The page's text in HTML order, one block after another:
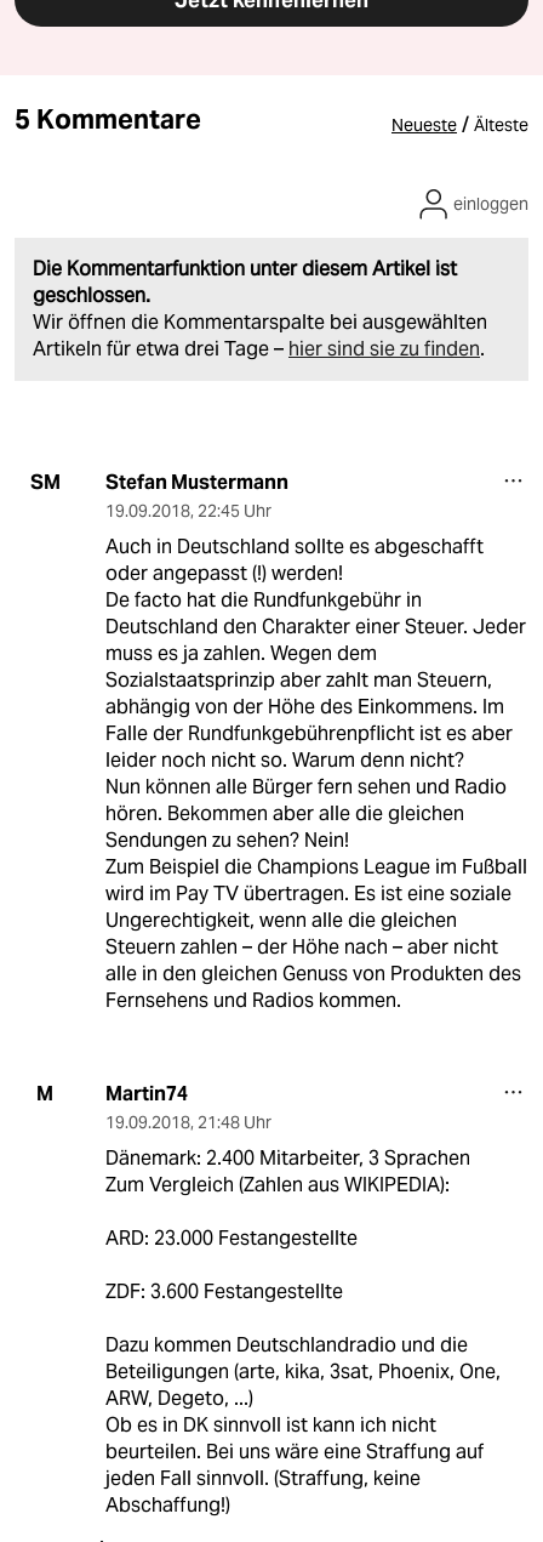
5 Kommentare Neueste / Älteste
Die Kommentarfunktion unter diesem Artikel ist
geschlossen.
Wir öffnen die Kommentarspalte bei ausgewählten
Artikeln für etwa drei Tage – hier sind sie zu finden.
einloggen
SM Stefan Mustermann
19.09.2018, 22:45 Uhr
Auch in Deutschland sollte es abgeschafft
oder angepasst (!) werden!
De facto hat die Rundfunkgebühr in
Deutschland den Charakter einer Steuer. Jeder
muss es ja zahlen. Wegen dem
Sozialstaatsprinzip aber zahlt man Steuern,
abhängig von der Höhe des Einkommens. Im
Falle der Rundfunkgebührenpflicht ist es aber
leider noch nicht so. Warum denn nicht?
Nun können alle Bürger fern sehen und Radio
hören. Bekommen aber alle die gleichen
Sendungen zu sehen? Nein!
Zum Beispiel die Champions League im Fußball
wird im Pay TV übertragen. Es ist eine soziale
Ungerechtigkeit, wenn alle die gleichen
Steuern zahlen – der Höhe nach – aber nicht
alle in den gleichen Genuss von Produkten des
Fernsehens und Radios kommen.
M Martin74
19.09.2018, 21:48 Uhr
Dänemark: 2.400 Mitarbeiter, 3 Sprachen
Zum Vergleich (Zahlen aus WIKIPEDIA):
ARD: 23.000 Festangestellte
ZDF: 3.600 Festangestellte
Dazu kommen Deutschlandradio und die
Beteiligungen (arte, kika, 3sat, Phoenix, One,
ARW, Degeto, ...)
Ob es in DK sinnvoll ist kann ich nicht
beurteilen. Bei uns wäre eine Straffung auf
jeden Fall sinnvoll. (Straffung, keine
Abschaffung!)